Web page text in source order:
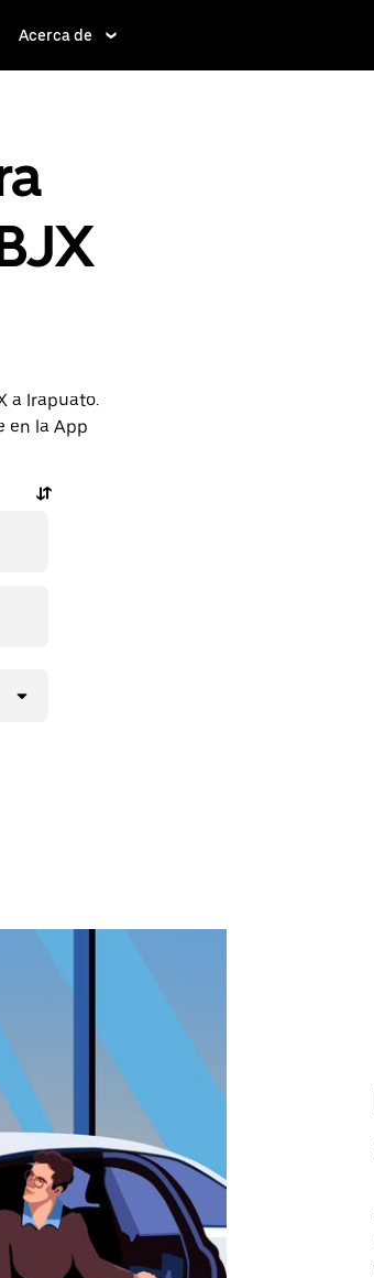
Acerca de
a Irapuato.
en la App